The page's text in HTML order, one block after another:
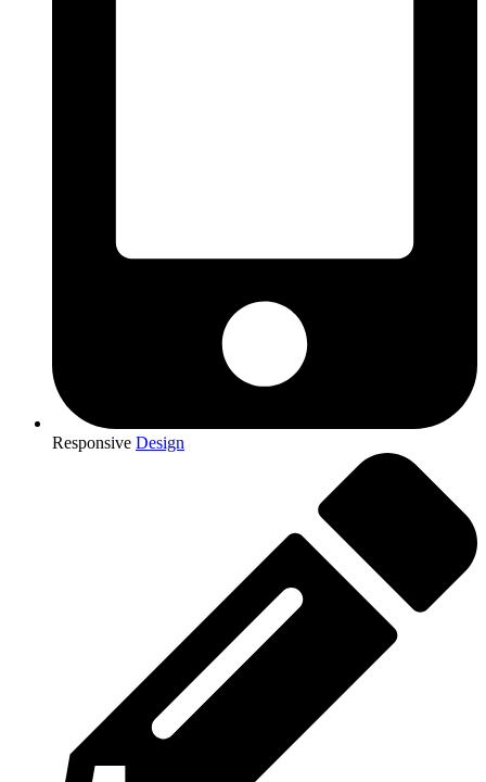
Responsive Design